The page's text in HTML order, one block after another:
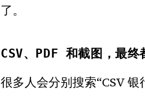
了。
CSV、PDF 和截图，最
很多人会分别搜索“CSV 银